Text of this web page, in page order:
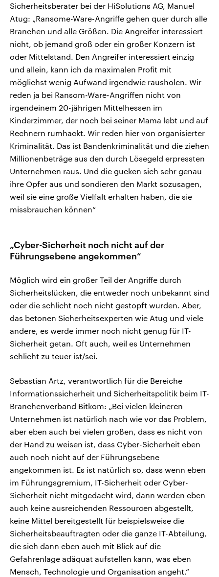
Sicherheitsberater bei der HiSolutions AG, Manuel
Atug: „Ransome-Ware-Angriffe gehen quer durch alle
Branchen und alle Größen. Die Angreifer interessiert
nicht, ob jemand groß oder ein großer Konzern ist
oder Mittelstand. Den Angreifer interessiert einzig
und allein, kann ich da maximalen Profit mit
möglichst wenig Aufwand irgendwie rausholen. Wir
reden ja bei Ransom-Ware-Angriffen nicht von
irgendeinem 20-jährigen Mittelhessen im
Kinderzimmer, der noch bei seiner Mama lebt und auf
Rechnern rumhackt. Wir reden hier von organisierter
Kriminalität. Das ist Bandenkriminalität und die ziehen
Millionenbeträge aus den durch Lösegeld erpressten
Unternehmen raus. Und die gucken sich sehr genau
ihre Opfer aus und sondieren den Markt sozusagen,
weil sie eine große Vielfalt erhalten haben, die sie
missbrauchen können“
„Cyber-Sicherheit noch nicht auf der
Führungsebene angekommen“
Möglich wird ein großer Teil der Angriffe durch
Sicherheitslücken, die entweder noch unbekannt sind
oder die schlicht noch nicht gestopft wurden. Aber,
das betonen Sicherheitsexperten wie Atug und viele
andere, es werde immer noch nicht genug für IT-
Sicherheit getan. Oft auch, weil es Unternehmen
schlicht zu teuer ist/sei.
Sebastian Artz, verantwortlich für die Bereiche
Informationssicherheit und Sicherheitspolitik beim IT-
Branchenverband Bitkom: „Bei vielen kleineren
Unternehmen ist natürlich nach wie vor das Problem,
aber eben auch bei vielen großen, dass es nicht von
der Hand zu weisen ist, dass Cyber-Sicherheit eben
auch noch nicht auf der Führungsebene
angekommen ist. Es ist natürlich so, dass wenn eben
im Führungsgremium, IT-Sicherheit oder Cyber-
Sicherheit nicht mitgedacht wird, dann werden eben
auch keine ausreichenden Ressourcen abgestellt,
keine Mittel bereitgestellt für beispielsweise die
Sicherheitsbeauftragten oder die ganze IT-Abteilung,
die sich dann eben auch mit Blick auf die
Gefahrenlage adäquat aufstellen kann, was eben
Mensch, Technologie und Organisation angeht.“